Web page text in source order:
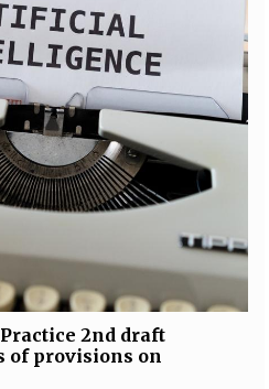
2nd draft
of provisions on